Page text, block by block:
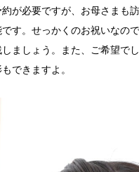
が必要ですが、お母さまも
す。せっかくのお祝いなの
ましょう。また、ご希望で
できますよ。